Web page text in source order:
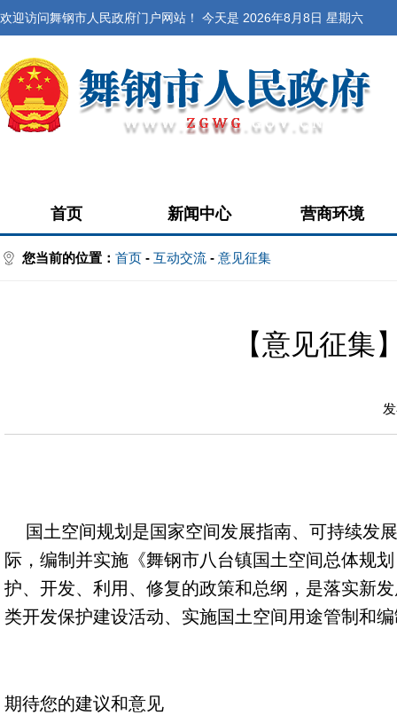
欢迎访问舞钢市人民政府门户网站！ 今天是 2026年8月8日 星期六
首页 新闻中心 营商环境
您当前的位置： 首页 - 互动交流 - 意见征集
【意见征集
国 土空间规划是国家空间发展指南、可持续发
际，编制并实施《舞钢市八台镇国土空间总体规
护、开发、利用、修复的政策和总纲，是落实新
类开发保护建设活动、实施国土空间用途管制和
期待您的建议和意见